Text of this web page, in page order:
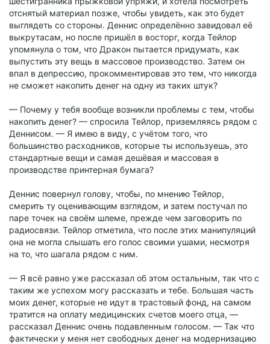
отснятый материал позже, чтобы увидеть, как это будет
выглядеть со стороны. Деннис определённо завидовал её
выкрутасам, но после пришёл в восторг, когда Тейлор
упомянула о том, что Дракон пытается придумать, как
выпустить эту вещь в массовое производство. Затем он
впал в депрессию, прокомментировав это тем, что никогда
не сможет накопить денег на одну из таких штук?
— Почему у тебя вообще возникли проблемы с тем, чтобы
накопить денег? — спросила Тейлор, приземляясь рядом с
Деннисом. — Я имею в виду, с учётом того, что
большинство расходников, которые ты используешь, это
стандартные вещи и самая дешёвая и массовая в
производстве принтерная бумага?
Деннис повернул голову, чтобы, по мнению Тейлор,
смерить ту оценивающим взглядом, и затем постучал по
паре точек на своём шлеме, прежде чем заговорить по
радиосвязи. Тейлор отметила, что после этих манипуляций
она не могла слышать его голос своими ушами, несмотря
на то, что шагала рядом с ним.
— Я всё равно уже рассказал об этом остальным, так что с
таким же успехом могу рассказать и тебе. Большая часть
моих денег, которые не идут в трастовый фонд, на самом
тратится на оплату медицинских счетов моего отца, —
рассказал Деннис очень подавленным голосом. — Так что
фактически у меня нет свободных денег на модернизацию